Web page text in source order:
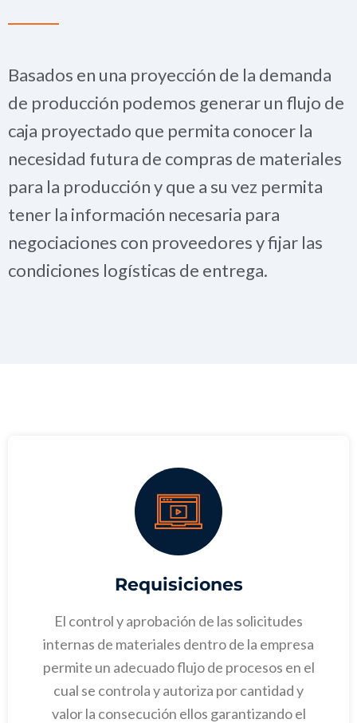
Basados en una proyección de la demanda
de producción podemos generar un flujo de
caja proyectado que permita conocer la
necesidad futura de compras de materiales
para la producción y que a su vez permita
tener la información necesaria para
negociaciones con proveedores y fijar las
condiciones logísticas de entrega.
Requisiciones
El control y aprobación de las solicitudes
internas de materiales dentro de la empresa
permite un adecuado flujo de procesos en el
cual se controla y autoriza por cantidad y
valor la consecución ellos garantizando el